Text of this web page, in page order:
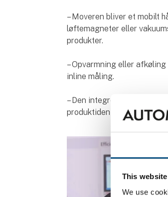
This
We use
– Moveren bliver et mobilt
løftemagneter eller
produkter.
– Opvarmning eller
inline måling.
– Den integrerede
produktidentifikation samt